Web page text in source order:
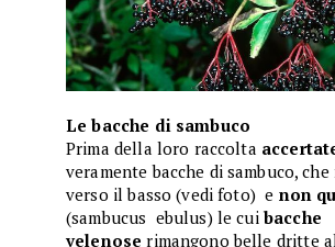
Le bacche di sambuco
Prima della loro raccolta
veramente bacche di sambuco,
verso il basso (vedi foto) e non
(sambucus ebulus) le cui bacche
velenoserimangono belle dritte